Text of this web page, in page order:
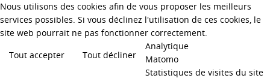
Nous utilisons des cookies afin de vous proposer les meilleurs
services possibles. Si vous déclinez l'utilisation de ces cookies, le
site web pourrait ne pas fonctionner correctement.
Tout accepter
Tout décliner
Analytique
Matomo
Statistiques de visites du site